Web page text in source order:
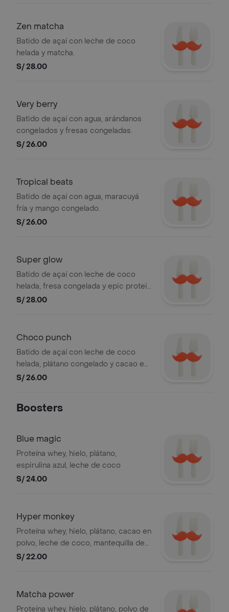
Zen matcha
Batido de açaí con leche de coco
helada y matcha.
S/ 28.00
Very berry
Batido de açaí con agua, arándanos
congelados y fresas congeladas.
S/ 26.00
Tropical beats
Batido de açaí con agua, maracuyá
fría y mango congelado.
S/ 26.00
Super glow
Batido de açaí con leche de coco
helada, fresa congelada y epic protein
pro colágeno.
S/ 28.00
Choco punch
Batido de açaí con leche de coco
helada, plátano congelado y cacao en
polvo.
S/ 26.00
Boosters
Blue magic
Proteína whey, hielo, plátano,
espirulina azul, leche de coco
S/ 24.00
Hyper monkey
Proteína whey, hielo, plátano, cacao en
polvo, leche de coco, mantequilla de
maní
S/ 22.00
Matcha power
Proteína whey, hielo, plátano, polvo de